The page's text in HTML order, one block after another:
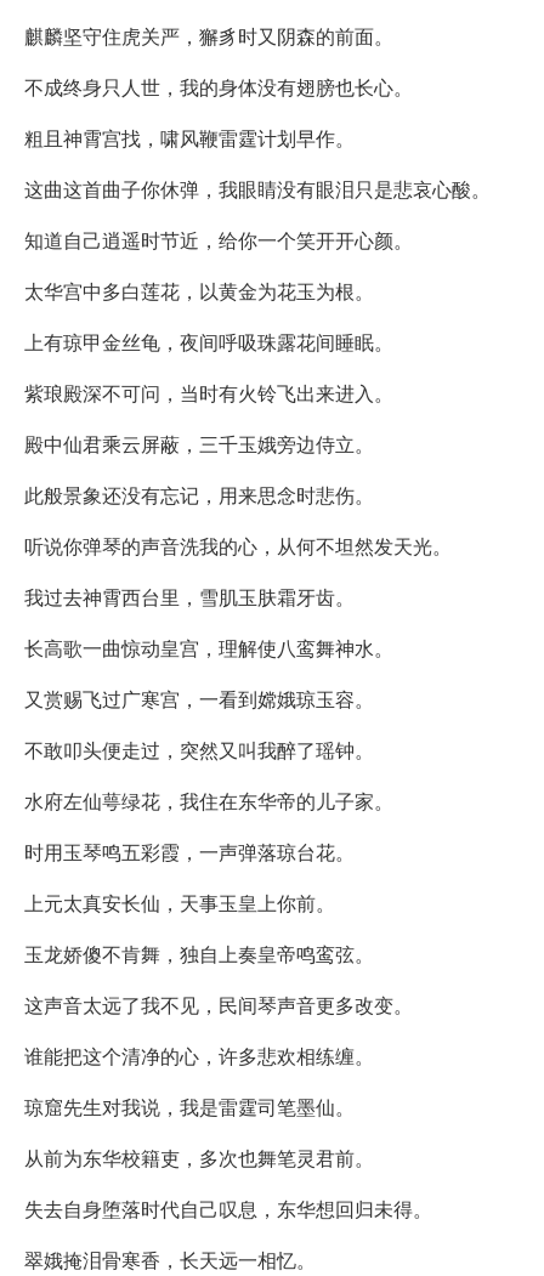
麒麟坚守住虎关严，獬豸时又阴森的前面。
不成终身只人世，我的身体没有翅膀也长心。
粗且神霄宫找，啸风鞭雷霆计划早作。
这曲这首曲子你休弹，我眼睛没有眼泪只是悲哀心酸。
知道自己逍遥时节近，给你一个笑开开心颜。
太华宫中多白莲花，以黄金为花玉为根。
上有琼甲金丝龟，夜间呼吸珠露花间睡眠。
紫琅殿深不可问，当时有火铃飞出来进入。
殿中仙君乘云屏蔽，三千玉娥旁边侍立。
此般景象还没有忘记，用来思念时悲伤。
听说你弹琴的声音洗我的心，从何不坦然发天光。
我过去神霄西台里，雪肌玉肤霜牙齿。
长高歌一曲惊动皇宫，理解使八鸾舞神水。
又赏赐飞过广寒宫，一看到嫦娥琼玉容。
不敢叩头便走过，突然又叫我醉了瑶钟。
水府左仙萼绿花，我住在东华帝的儿子家。
时用玉琴鸣五彩霞，一声弹落琼台花。
上元太真安长仙，天事玉皇上你前。
玉龙娇傻不肯舞，独自上奏皇帝鸣鸾弦。
这声音太远了我不见，民间琴声音更多改变。
谁能把这个清净的心，许多悲欢相练缠。
琼窟先生对我说，我是雷霆司笔墨仙。
从前为东华校籍吏，多次也舞笔灵君前。
失去自身堕落时代自己叹息，东华想回归未得。
翠娥掩泪骨寒香，长天远一相忆。